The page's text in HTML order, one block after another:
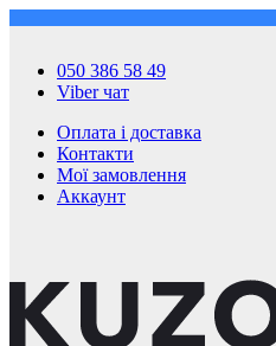
050 386 58 49
Viber чат
Оплата і доставка
Контакти
Мої замовлення
Аккаунт